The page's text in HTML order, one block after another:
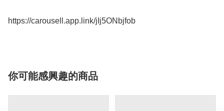
你可能感興趣的商品